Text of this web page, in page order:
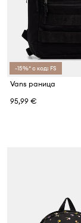
-15%* с код: FS
Vans раница
95,99 €